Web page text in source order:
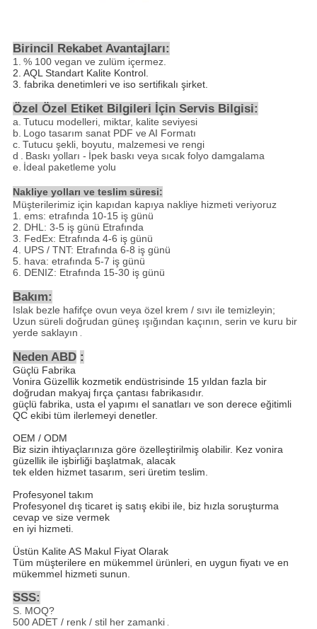
Birincil Rekabet Avantajları:
1. % 100 vegan ve zulüm içermez.
2. AQL Standart Kalite Kontrol.
3. fabrika denetimleri ve iso sertifikalı şirket.
Özel Özel Etiket Bilgileri İçin Servis Bilgisi:
a. Tutucu modelleri, miktar, kalite seviyesi
b. Logo tasarım sanat PDF ve AI Formatı
c. Tutucu şekli, boyutu, malzemesi ve rengi
d . Baskı yolları - İpek baskı veya sıcak folyo damgalama
e. İdeal paketleme yolu
Nakliye yolları ve teslim süresi:
Müşterilerimiz için kapıdan kapıya nakliye hizmeti veriyoruz
1. ems: etrafında 10-15 iş günü
2. DHL: 3-5 iş günü Etrafında
3. FedEx: Etrafında 4-6 iş günü
4. UPS / TNT: Etrafında 6-8 iş günü
5. hava: etrafında 5-7 iş günü
6. DENIZ: Etrafında 15-30 iş günü
Bakım:
Islak bezle hafifçe ovun veya özel krem ​​/ sıvı ile temizleyin;
Uzun süreli doğrudan güneş ışığından kaçının, serin ve kuru bir
yerde saklayın .
Neden ABD :
Güçlü Fabrika
Vonira Güzellik kozmetik endüstrisinde 15 yıldan fazla bir
doğrudan makyaj fırça çantası fabrikasıdır.
güçlü fabrika, usta el yapımı el sanatları ve son derece eğitimli
QC ekibi tüm ilerlemeyi denetler.
OEM / ODM
Biz sizin ihtiyaçlarınıza göre özelleştirilmiş olabilir. Kez vonira
güzellik ile işbirliği başlatmak, alacak
tek elden hizmet tasarım, seri üretim teslim.
Profesyonel takım
Profesyonel dış ticaret iş satış ekibi ile, biz hızla soruşturma
cevap ve size vermek
en iyi hizmeti.
Üstün Kalite AS Makul Fiyat Olarak
Tüm müşterilere en mükemmel ürünleri, en uygun fiyatı ve en
mükemmel hizmeti sunun.
SSS:
S. MOQ?
500 ADET / renk / stil her zamanki.